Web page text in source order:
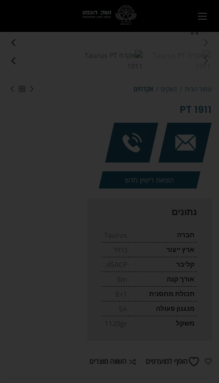
Click to enlarge
עמוד הבית נשקים אקדחים
PT 1911
הוצאת רישיון חדש
נתונים
חברה
ארץ ייצור
קליבר
אורך קנה
תכולת מחסנית
מנגנון פעולה
משקל
הוסף למועדפים השווה מוצרים